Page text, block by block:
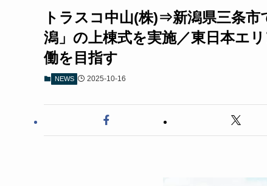
トラスコ中山(株)⇒新潟県三条
潟」の上棟式を実施／東日本エ
働を目指す
NEWS 2025-10-16